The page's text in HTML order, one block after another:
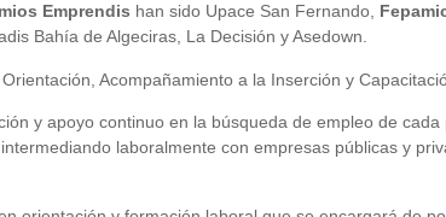
Emprendis han sido Upace San Fernando,
Bahía de Algeciras, La Decisión y Asedown.
Acompañamiento a la Inserción y
y apoyo continuo en la búsqueda de empleo de
laboralmente con empresas públicas y